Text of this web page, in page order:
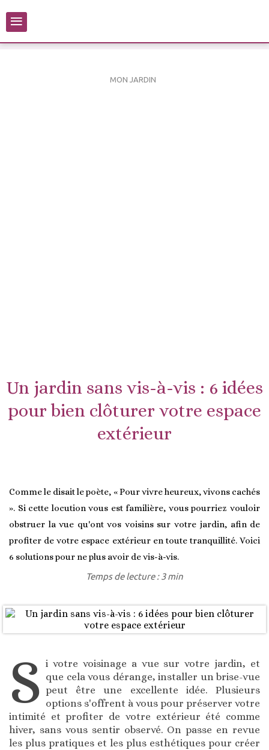
≡
MON JARDIN
Un jardin sans vis-à-vis : 6 idées
pour bien clôturer votre espace
extérieur
Comme le disait le poète, « Pour vivre heureux, vivons cachés
». Si cette locution vous est familière, vous pourriez vouloir
obstruer la vue qu'ont vos voisins sur votre jardin, afin de
profiter de votre espace extérieur en toute tranquillité. Voici
6 solutions pour ne plus avoir de vis-à-vis.
Temps de lecture : 3 min
S i votre voisinage a vue sur votre jardin, et
que cela vous dérange, installer un brise-vue
peut être une excellente idée. Plusieurs
options s'offrent à vous pour préserver votre
intimité et profiter de votre extérieur été comme
hiver, sans vous sentir observé. On passe en revue
les plus pratiques et les plus esthétiques pour créer